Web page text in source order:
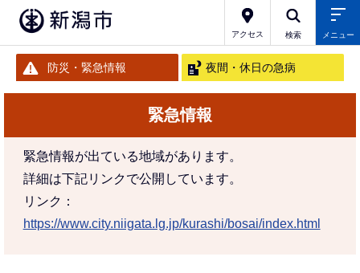
アクセス 検索 メニュー
防災・緊急情報 夜間・休日の急病
緊急情報
緊急情報が出ている地域があります。
詳細は下記リンクで公開しています。
リンク：
https://www.city.niigata.lg.jp/kurashi/bosai/index.html